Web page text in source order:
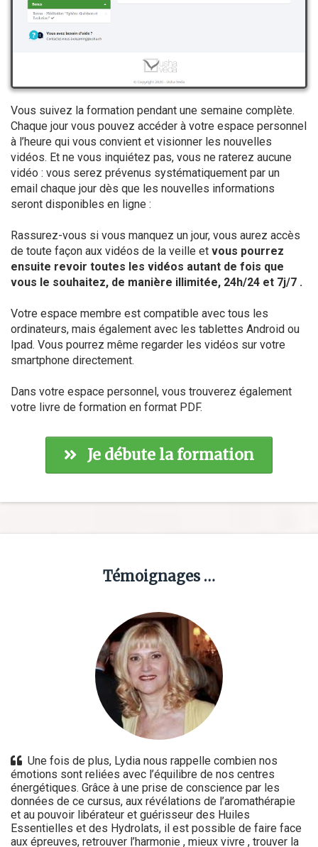
Vous suivez la formation pendant une semaine complète.
Chaque jour vous pouvez accéder à votre espace personnel
à l’heure qui vous convient et visionner les nouvelles
vidéos. Et ne vous inquiétez pas, vous ne raterez aucune
vidéo : vous serez prévenus systématiquement par un
email chaque jour dès que les nouvelles informations
seront disponibles en ligne :
Rassurez-vous si vous manquez un jour, vous aurez accès
de toute façon aux vidéos de la veille et vous pourrez
ensuite revoir toutes les vidéos autant de fois que
vous le souhaitez, de manière illimitée, 24h/24 et 7j/7 .
Votre espace membre est compatible avec tous les
ordinateurs, mais également avec les tablettes Android ou
Ipad. Vous pourrez même regarder les vidéos sur votre
smartphone directement.
Dans votre espace personnel, vous trouverez également
votre livre de formation en format PDF.
Je débute la formation
Témoignages …
Une fois de plus, Lydia nous rappelle combien nos
émotions sont reliées avec l’équilibre de nos centres
énergétiques. Grâce à une prise de conscience par les
données de ce cursus, aux révélations de l’aromathérapie
et au pouvoir libérateur et guérisseur des Huiles
Essentielles et des Hydrolats, il est possible de faire face
aux épreuves, retrouver l’harmonie , mieux vivre , trouver la